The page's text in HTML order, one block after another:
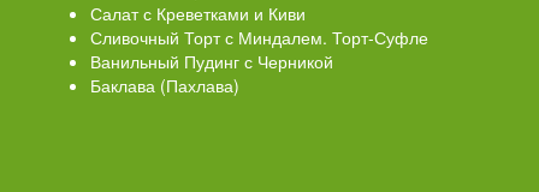
Салат с Креветками и Киви
Сливочный Торт с Миндалем. Торт-Суфле
Ванильный Пудинг с Черникой
Баклава (Пахлава)